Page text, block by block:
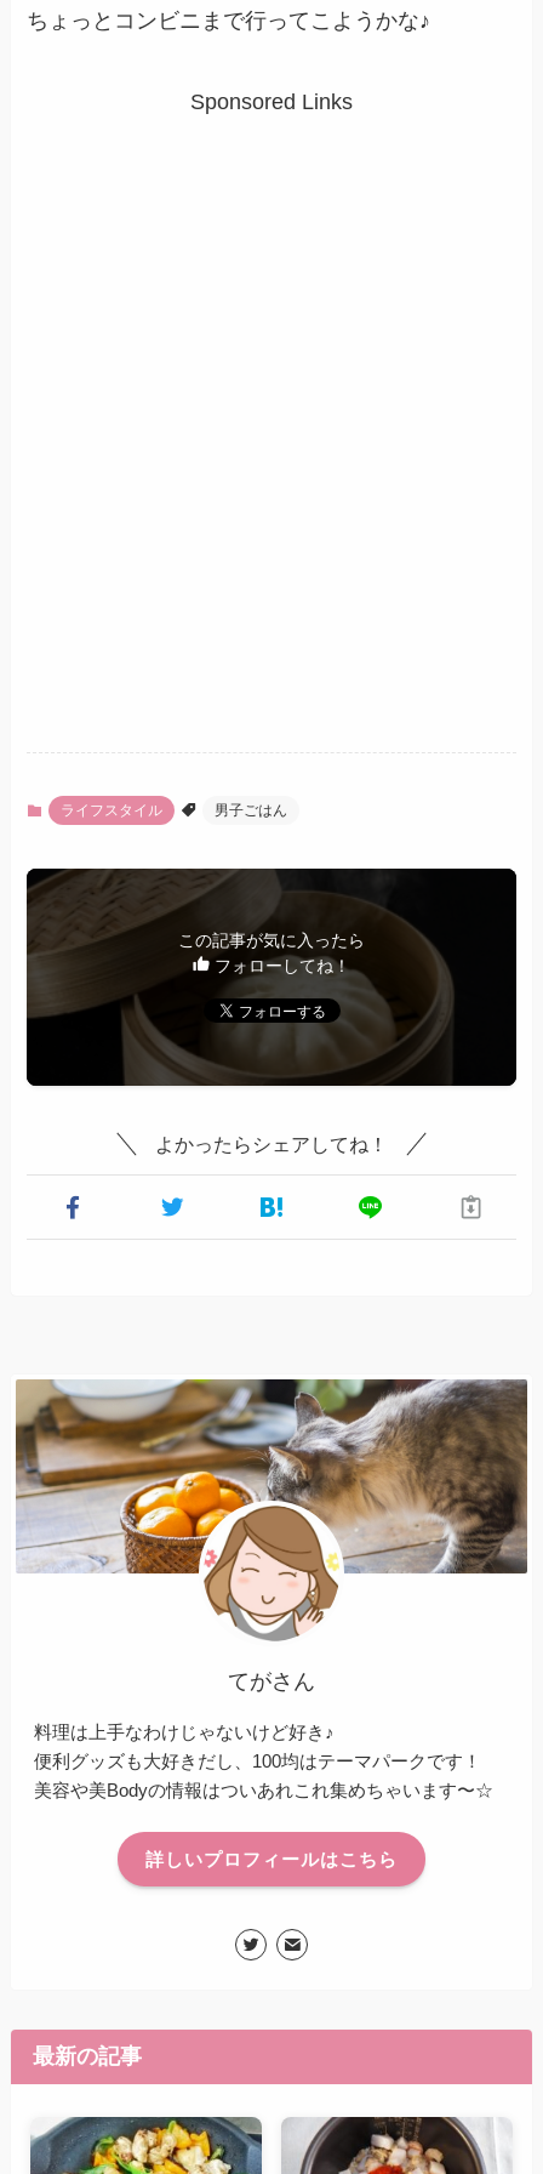
ちょっとコンビニまで行ってこようかな♪
Sponsored Links
ライフスタイル 男子ごはん
この記事が気に入ったら
フォローしてね！
よかったらシェアしてね！
てがさん
料理は上手なわけじゃないけど好き♪
便利グッズも大好きだし、100均はテーマパークです！
美容や美Bodyの情報はついあれこれ集めちゃいます〜☆
詳しいプロフィールはこちら
最新の記事